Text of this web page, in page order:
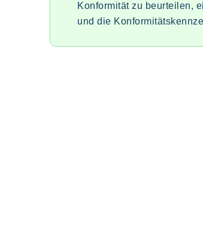
Konformität zu beurteilen,
und die